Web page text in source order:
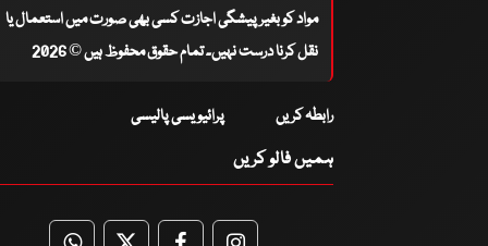
مواد کو بغیر پیشگی اجازت کسی بھی صورت میں استعمال یا
نقل کرنا درست نہیں۔ تمام حقوق محفوظ ہیں © 2026
رابطہ کریں پرائیویسی پالیسی
ہمیں فالو کریں